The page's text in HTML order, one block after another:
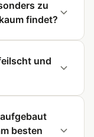
zu
findet?
und
besten